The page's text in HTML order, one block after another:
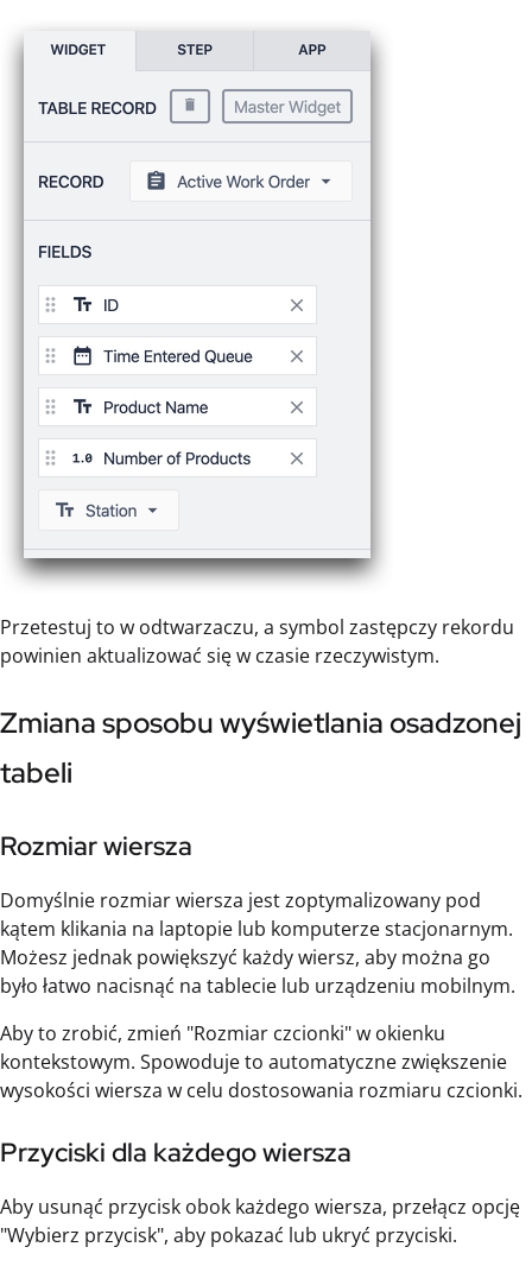
Przetestuj to w odtwarzaczu, a symbol zastępczy rekordu
powinien aktualizować się w czasie rzeczywistym.
Zmiana sposobu wyświetlania osadzonej
tabeli
Rozmiar wiersza
Domyślnie rozmiar wiersza jest zoptymalizowany pod
kątem klikania na laptopie lub komputerze stacjonarnym.
Możesz jednak powiększyć każdy wiersz, aby można go
było łatwo nacisnąć na tablecie lub urządzeniu mobilnym.
Aby to zrobić, zmień "Rozmiar czcionki" w okienku
kontekstowym. Spowoduje to automatyczne zwiększenie
wysokości wiersza w celu dostosowania rozmiaru czcionki.
Przyciski dla każdego wiersza
Aby usunąć przycisk obok każdego wiersza, przełącz opcję
"Wybierz przycisk", aby pokazać lub ukryć przyciski.